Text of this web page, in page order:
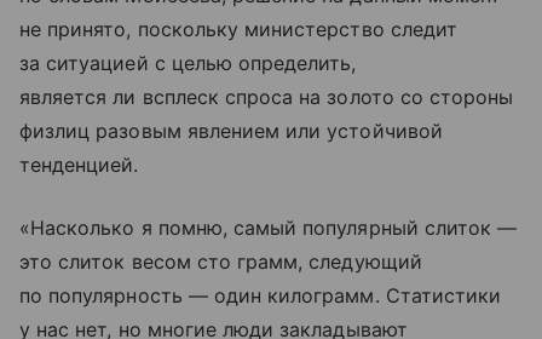
не принято, поскольку министерство следит
за ситуацией с целью определить,
является ли всплеск спроса на золото со стороны
физлиц разовым явлением или устойчивой
тенденцией.
«Насколько я помню, самый популярный слиток —
это слиток весом сто грамм, следующий
по популярность — один килограмм. Статистики
у нас нет, но многие люди закладывают